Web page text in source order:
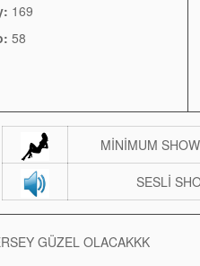
169
58
MİNİMUM
SESLİ
GÜZEL OLACAKKK